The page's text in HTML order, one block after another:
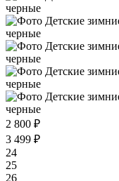
2 800 ₽
3 499 ₽
24
25
26